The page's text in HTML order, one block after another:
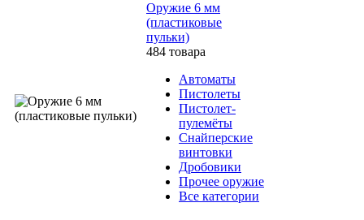
Оружие 6 мм
(пластиковые
пульки)
484 товара
Автоматы
Пистолеты
Пистолет-
пулемёты
Снайперские
винтовки
Дробовики
Прочее оружие
Все категории